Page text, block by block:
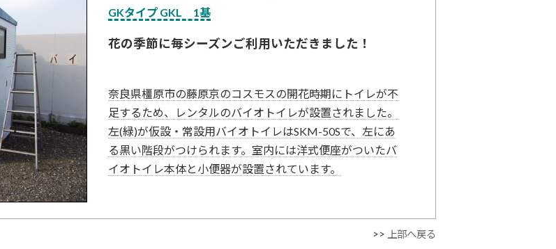
GKタイプ GKL 1基
花の季節に毎シーズンご利用いただきました！
奈良県橿原市の藤原京のコスモスの開花時期にトイレが不
足するため、レンタルのバイオトイレが設置されました。
左(緑)が仮設・常設用バイオトイレはSKM-50Sで、左にあ
る黒い階段がつけられます。室内には洋式便座がついたバ
イオトイレ本体と小便器が設置されています。
>> 上部へ戻る